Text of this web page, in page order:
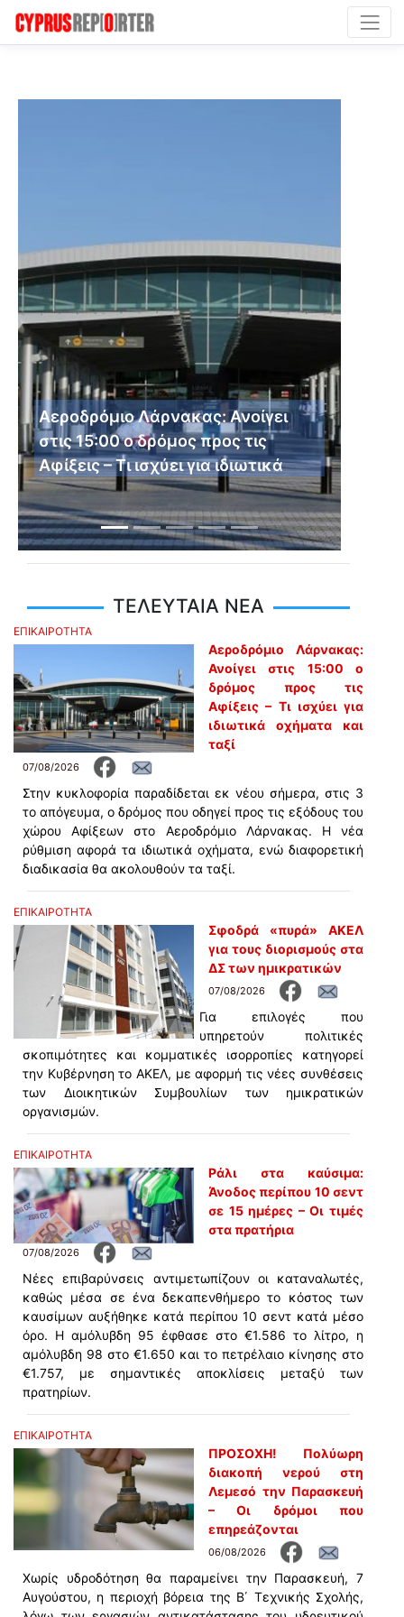
Αεροδρόμιο Λάρνακας: Ανοίγει
στις 15:00 ο δρόμος προς τις
Αφίξεις – Τι ισχύει για ιδιωτικά
οχήματα και ταξί
Σφοδρά
Previous
Next
ΤΕΛΕΥΤΑΙΑ ΝΕΑ
ΕΠΙΚΑΙΡΟΤΗΤΑ
Αεροδρόμιο Λάρνακας:
Ανοίγει στις 15:00 ο
δρόμος προς τις
Αφίξεις – Τι ισχύει για
ιδιωτικά οχήματα και
ταξί
07/08/2026
Στην κυκλοφορία παραδίδεται εκ νέου σήμερα, στις 3
το απόγευμα, ο δρόμος που οδηγεί προς τις εξόδους του
χώρου Αφίξεων στο Αεροδρόμιο Λάρνακας. Η νέα
ρύθμιση αφορά τα ιδιωτικά οχήματα, ενώ διαφορετική
διαδικασία θα ακολουθούν τα ταξί.
ΕΠΙΚΑΙΡΟΤΗΤΑ
Σφοδρά «πυρά» ΑΚΕΛ
για τους διορισμούς στα
ΔΣ των ημικρατικών
07/08/2026
Για επιλογές που
υπηρετούν πολιτικές
σκοπιμότητες και κομματικές ισορροπίες κατηγορεί
την Κυβέρνηση το ΑΚΕΛ, με αφορμή τις νέες συνθέσεις
των Διοικητικών Συμβουλίων των ημικρατικών
οργανισμών.
ΕΠΙΚΑΙΡΟΤΗΤΑ
Ράλι στα καύσιμα:
Άνοδος περίπου 10 σεντ
σε 15 ημέρες – Οι τιμές
στα πρατήρια
07/08/2026
Νέες επιβαρύνσεις αντιμετωπίζουν οι καταναλωτές,
καθώς μέσα σε ένα δεκαπενθήμερο το κόστος των
καυσίμων αυξήθηκε κατά περίπου 10 σεντ κατά μέσο
όρο. Η αμόλυβδη 95 έφθασε στο €1.586 το λίτρο, η
αμόλυβδη 98 στο €1.650 και το πετρέλαιο κίνησης στο
€1.757, με σημαντικές αποκλίσεις μεταξύ των
πρατηρίων.
ΕΠΙΚΑΙΡΟΤΗΤΑ
ΠΡΟΣΟΧΗ! Πολύωρη
διακοπή νερού στη
Λεμεσό την Παρασκευή
– Οι δρόμοι που
επηρεάζονται
06/08/2026
Χωρίς υδροδότηση θα παραμείνει την Παρασκευή, 7
Αυγούστου, η περιοχή βόρεια της Β΄ Τεχνικής Σχολής,